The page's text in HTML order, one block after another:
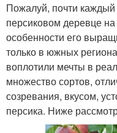
Пожалуй, почти
персиковом деревце
особенности его
только в южных
воплотили мечты в
множество сортов,
созревания, вкусом,
персика. Ниже